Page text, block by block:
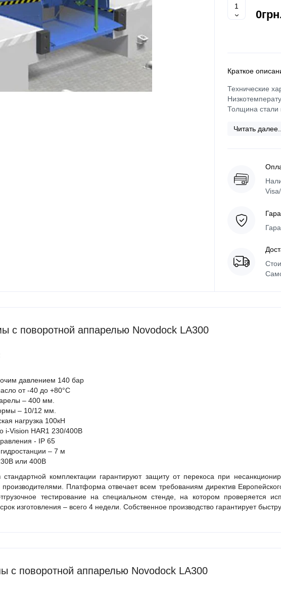
Краткое
Технические
Толщина стали
Читать далее...
с поворотной аппарелью Novodock LA300
давлением 140 бар
от -40 до +80°C
– 400 мм.
– 10/12 мм.
нагрузка 100кН
i-Vision HAR1 230/400В
- IP 65
– 7 м
или 400В
комплектации гарантируют защиту от перекоса при
Платформа отвечает всем требованиям директив
тестирование на специальном стенде, на котором проверяется
изготовления – всего 4 недели. Собственное производство гарантирует
с поворотной аппарелью Novodock LA300